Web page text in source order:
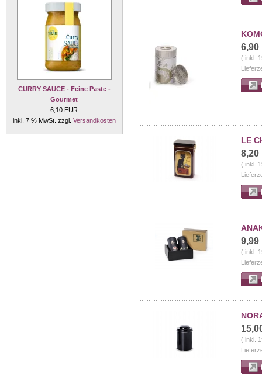
CURRY SAUCE - Feine Paste -
Gourmet
6,10 EUR
inkl. 7 % MwSt. zzgl. Versandkosten
6,90
( inkl.
LE
8,20
( inkl.
9,99
( inkl.
( inkl.